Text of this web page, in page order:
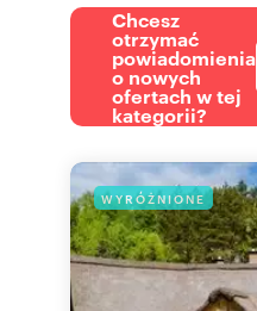
Chcesz
otrzymać
powiadomienia
o nowych
ofertach w tej
kategorii?
WYRÓŻNIONE